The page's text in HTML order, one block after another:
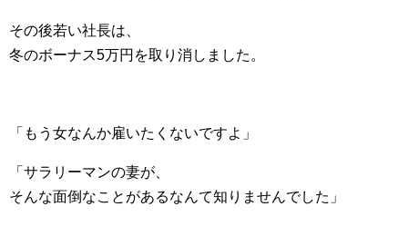
その後若い社長は、
冬のボーナス5万円を取り消しました。
「もう女なんか雇いたくないですよ」
「サラリーマンの妻が、
そんな面倒なことがあるなんて知りませんでした」